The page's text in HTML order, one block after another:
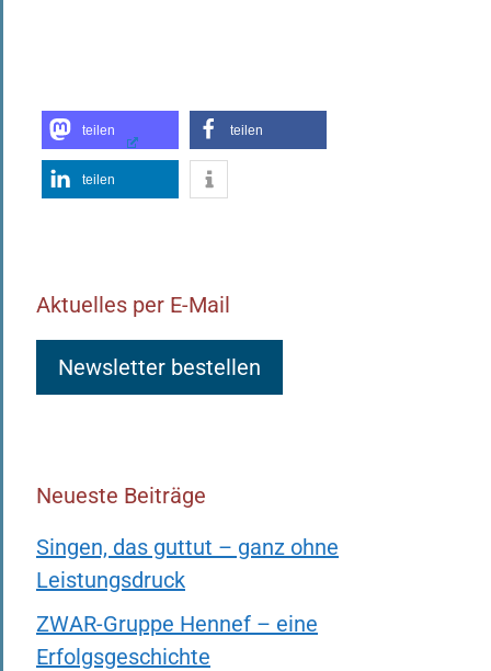
teilen teilen
teilen
Aktuelles per E-Mail
Newsletter bestellen
Neueste Beiträge
Singen, das guttut – ganz ohne
Leistungsdruck
ZWAR-Gruppe Hennef – eine
Erfolgsgeschichte